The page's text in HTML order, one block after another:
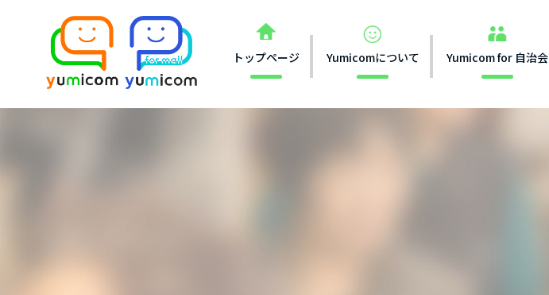
トップページ Yumicomについて Yumicom for 自治会